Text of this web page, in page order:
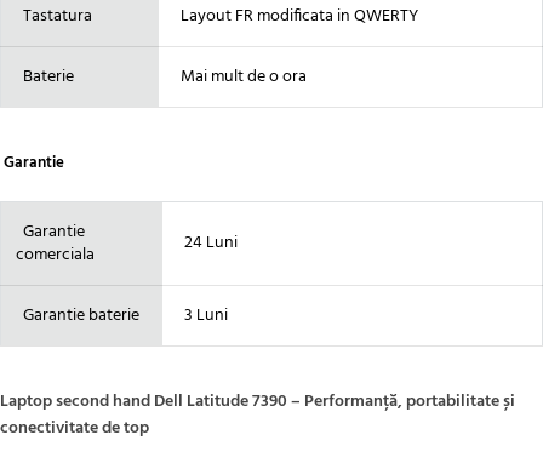
Tastatura Layout FR modificata in QWERTY
Baterie Mai mult de o ora
Garantie
Garantie
comerciala
24 Luni
Garantie baterie 3 Luni
Laptop second hand Dell Latitude 7390 – Performanță, portabilitate și
conectivitate de top